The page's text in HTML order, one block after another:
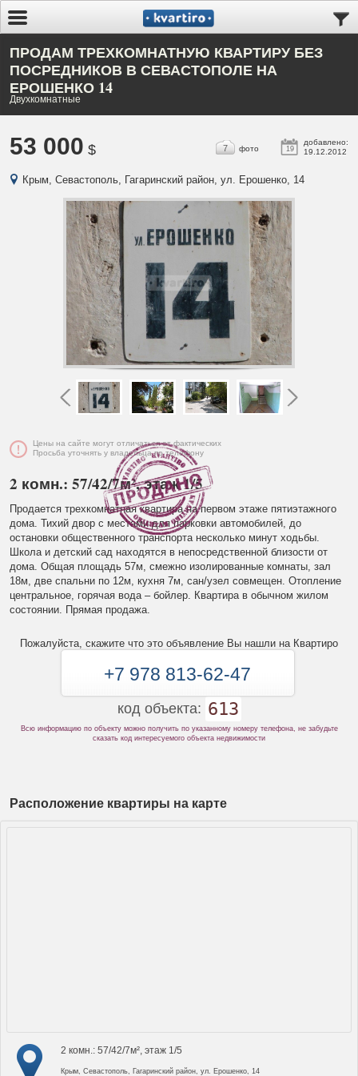
ПРОДАМ ТРЕХКОМНАТНУЮ КВАРТИРУ БЕЗ
ПОСРЕДНИКОВ В СЕВАСТОПОЛЕ НА
ЕРОШЕНКО 14
Двухкомнатные
53 000 $ 19
добавлено:
19.12.2012
7 фото
Крым, Севастополь, Гагаринский район, ул. Ерошенко, 14
Цены на сайте могут отличаться от фактических
Просьба уточнять у владельца по телефону
2 комн.: 57/42/7м², этаж 1/5
Продается трехкомнатная квартира на первом этаже пятиэтажного
дома. Тихий двор с местами для парковки автомобилей, до
остановки общественного транспорта несколько минут ходьбы.
Школа и детский сад находятся в непосредственной близости от
дома. Общая площадь 57м, смежно изолированные комнаты, зал
18м, две спальни по 12м, кухня 7м, сан/узел совмещен. Отопление
центральное, горячая вода – бойлер. Квартира в обычном жилом
состоянии. Прямая продажа.
Пожалуйста, скажите что это объявление Вы нашли на Квартиро
+7 978 813-62-47
код объекта: 613
Всю информацию по объекту можно получить по указанному номеру телефона, не забудьте
сказать код интересуемого объекта недвижимости
Расположение квартиры на карте
2 комн.: 57/42/7м², этаж 1/5
Крым, Севастополь, Гагаринский район, ул. Ерошенко, 14